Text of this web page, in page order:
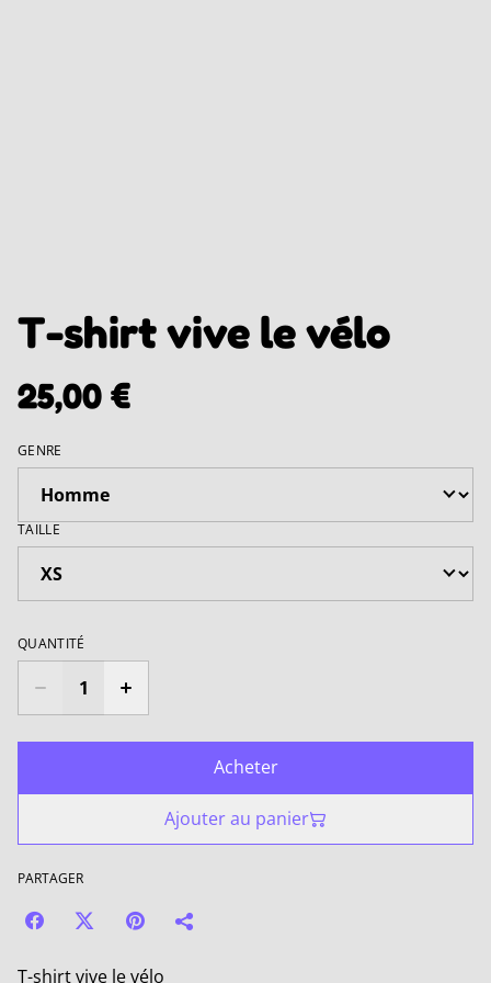
T-shirt vive le vélo
25,00 €
GENRE
TAILLE
QUANTITÉ
Acheter
Ajouter au panier
PARTAGER
T-shirt vive le vélo